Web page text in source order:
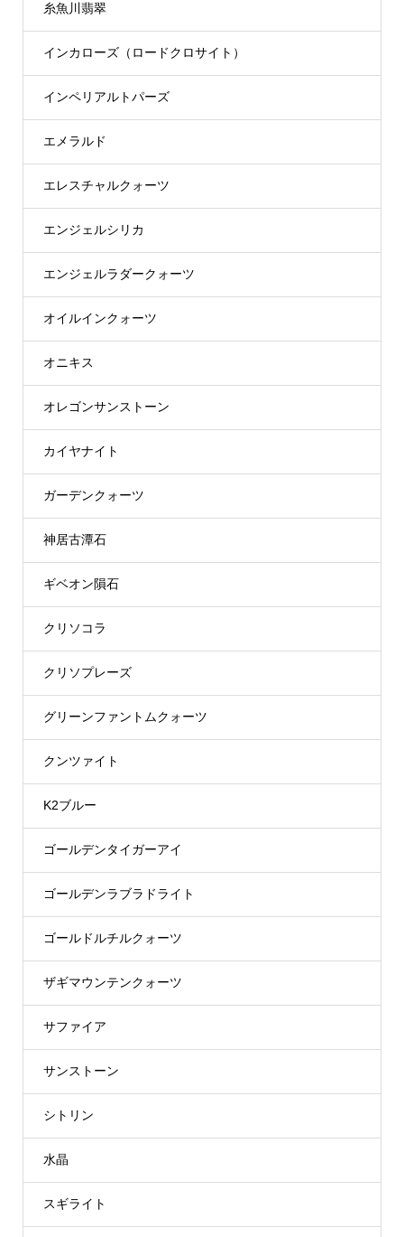
糸魚川翡翠
インカローズ（ロードクロサイト）
インペリアルトパーズ
エメラルド
エレスチャルクォーツ
エンジェルシリカ
エンジェルラダークォーツ
オイルインクォーツ
オニキス
オレゴンサンストーン
カイヤナイト
ガーデンクォーツ
神居古潭石
ギベオン隕石
クリソコラ
クリソプレーズ
グリーンファントムクォーツ
クンツァイト
K2ブルー
ゴールデンタイガーアイ
ゴールデンラブラドライト
ゴールドルチルクォーツ
ザギマウンテンクォーツ
サファイア
サンストーン
シトリン
水晶
スギライト